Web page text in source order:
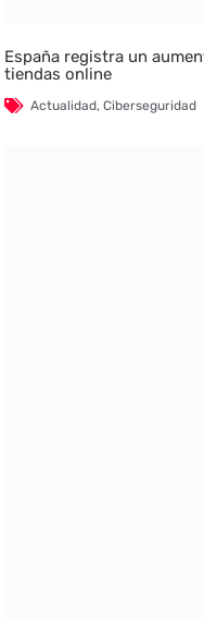
España registra un
tiendas online
Actualidad,Ciberseguridad